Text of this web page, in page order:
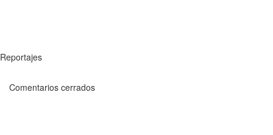
Reportajes
Comentarios cerrados